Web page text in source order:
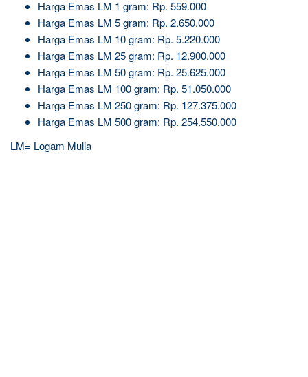
Harga Emas LM 1 gram: Rp. 559.000
Harga Emas LM 5 gram: Rp. 2.650.000
Harga Emas LM 10 gram: Rp. 5.220.000
Harga Emas LM 25 gram: Rp. 12.900.000
Harga Emas LM 50 gram: Rp. 25.625.000
Harga Emas LM 100 gram: Rp. 51.050.000
Harga Emas LM 250 gram: Rp. 127.375.000
Harga Emas LM 500 gram: Rp. 254.550.000
LM= Logam Mulia